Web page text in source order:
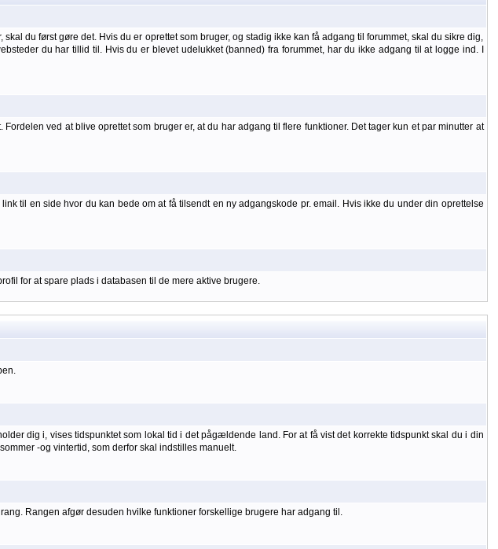
du først gøre det. Hvis du er oprettet som bruger, og stadig ikke kan få adgang til forummet, skal du sikre dig,
du har tillid til. Hvis du er blevet udelukket (banned) fra forummet, har du ikke adgang til at logge ind. I
ved at blive oprettet som bruger er, at du har adgang til flere funktioner. Det tager kun et par minutter at
til en side hvor du kan bede om at få tilsendt en ny adgangskode pr. email. Hvis ikke du under din oprettelse
for at spare plads i databasen til de mere aktive brugere.
dig i, vises tidspunktet som lokal tid i det pågældende land. For at få vist det korrekte tidspunkt skal du i din
-og vintertid, som derfor skal indstilles manuelt.
Rangen afgør desuden hvilke funktioner forskellige brugere har adgang til.